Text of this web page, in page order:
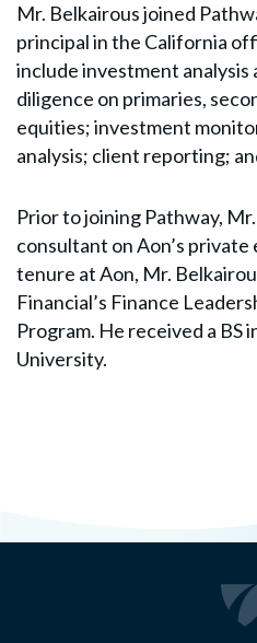
Mr. Belkairous joined
principal in the California
include investment analysis
diligence on primaries,
equities; investment
analysis; client reporting;
Prior to joining Pathway,
consultant on Aon’s
tenure at Aon, Mr.
Financial’s Finance
Program. He received a BS
University.